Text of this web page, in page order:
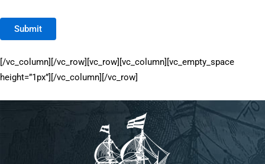
Submit
[/vc_column][/vc_row][vc_row][vc_column][vc_empty_space
height=”1px”][/vc_column][/vc_row]